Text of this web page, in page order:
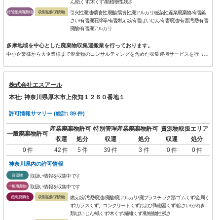
ん/紙くず/木くず/動植物性残さ
特管産業廃棄物 収集運搬(保積無)
引火性廃油/腐食性廃酸/腐食性廃アルカリ/感染性産業廃棄物/有害鉱
さい/有害廃石綿等/有害燃え殻/有害ばいじん/有害廃油/有害汚泥/有害
廃酸/有害廃アルカリ
多摩地域を中心とした廃棄物収集運搬業を行っております。
株式会社エスアール
本社: 神奈川県厚木市上依知１２６０番地１
許可情報サマリー (総計: 89 件)
一般廃棄物許可
産業廃棄物許可 特別管理産業廃棄物許可 資源物取扱エリア
収運
処分 収運 処分 収運
処分
0 件
42 件 5 件 39 件 3 件 0 件 0 件
神奈川県内の許可情報
資源物 取扱い情報を収集中です
一般廃棄物 取扱い情報を収集中です
産業廃棄物 収集運搬(保積無)
燃え殻/汚泥/廃油/廃酸/廃アルカリ/廃プラスチック類/ゴムくず/金属く
ず/ガラスくず、コンクリートくずおよび陶磁器くず/鉱さい/がれき
類/ばいじん/紙くず/木くず/繊維くず/動植物性残さ